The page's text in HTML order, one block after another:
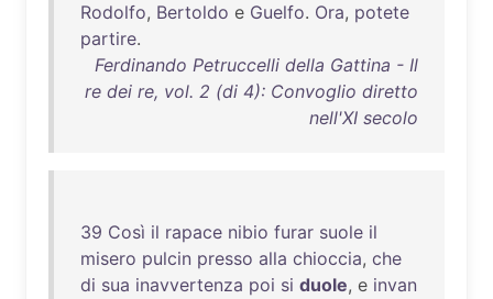
Rodolfo, Bertoldo e Guelfo. Ora, potete
partire.
Ferdinando Petruccelli della Gattina - Il
re dei re, vol. 2 (di 4): Convoglio diretto
nell'XI secolo
39 Così il rapace nibio furar suole il
misero pulcin presso alla chioccia, che
di sua inavvertenza poi si duole, e invan